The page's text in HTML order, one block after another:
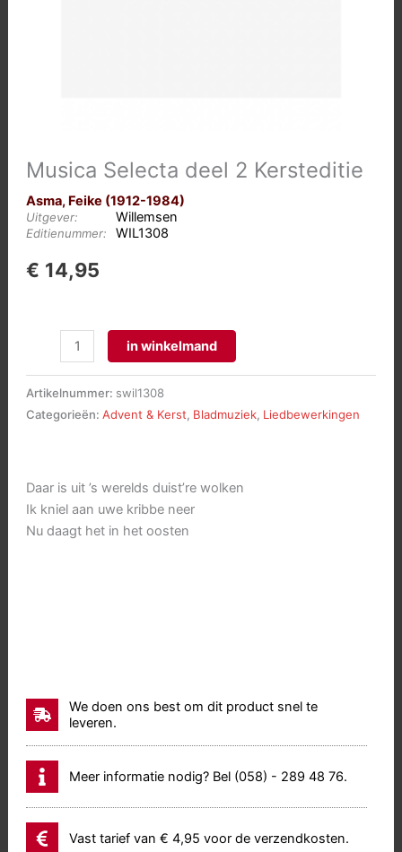
We doen ons best om dit product snel te
leveren.
Meer informatie nodig? Bel (058) - 289 48 76.
Vast tarief van € 4,95 voor de verzendkosten.
Musica Selecta deel 2 Kersteditie
Asma, Feike (1912-1984)
Uitgever: Willemsen
Editienummer: WIL1308
€ 14,95
Selecta
Kersteditie
in winkelmand
Artikelnummer: swil1308
Categorieën: Advent & Kerst, Bladmuziek, Liedbewerkingen
Daar is uit ’s werelds duist’re wolken
Ik kniel aan uwe kribbe neer
Nu daagt het in het oosten